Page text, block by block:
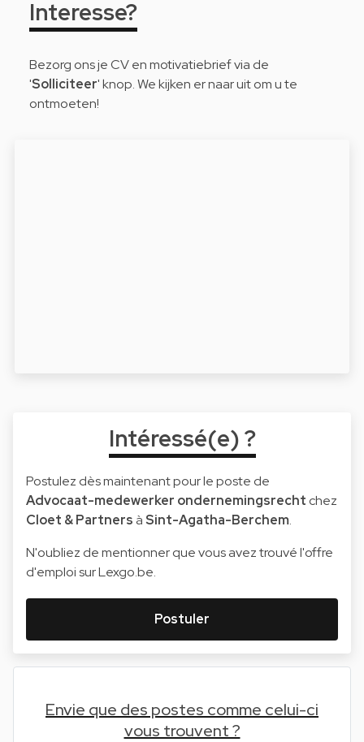
Interesse?
Bezorg ons je CV en motivatiebrief via de
'Solliciteer' knop. We kijken er naar uit om u te
ontmoeten!
Intéressé(e) ?
Postulez dès maintenant pour le poste de
Advocaat-medewerker ondernemingsrecht chez
Cloet & Partners àSint-Agatha-Berchem.
N'oubliez de mentionner que vous avez trouvé l'offre
d'emploi sur Lexgo.be.
Postuler
Envie que des postes comme celui-ci
vous trouvent ?